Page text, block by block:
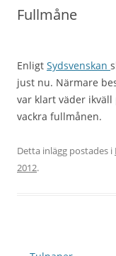
Fullmåne
Enligt Sydsvenskan
just nu. Närmare
var klart väder
vackra fullmånen.
Detta inlägg postades i
2012.